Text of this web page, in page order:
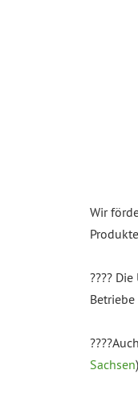
Wir
????
Sachsen